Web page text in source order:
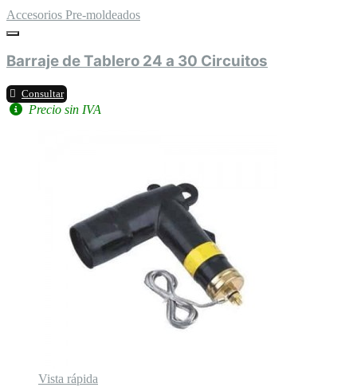
Accesorios Pre-moldeados
Barraje de Tablero 24 a 30 Circuitos
Consultar
Precio sin IVA
Vista rápida